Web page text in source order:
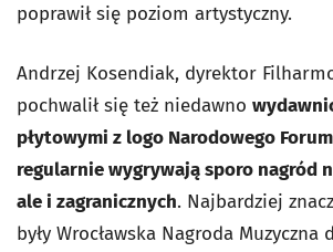
poprawił się poziom artystyczny.
Andrzej Kosendiak, dyrektor
pochwalił się też niedawno
płytowymi z logo Narodowego
regularnie wygrywają sporo nagród
ale i zagranicznych. Najbardziej
były Wrocławska Nagroda Muzyczna